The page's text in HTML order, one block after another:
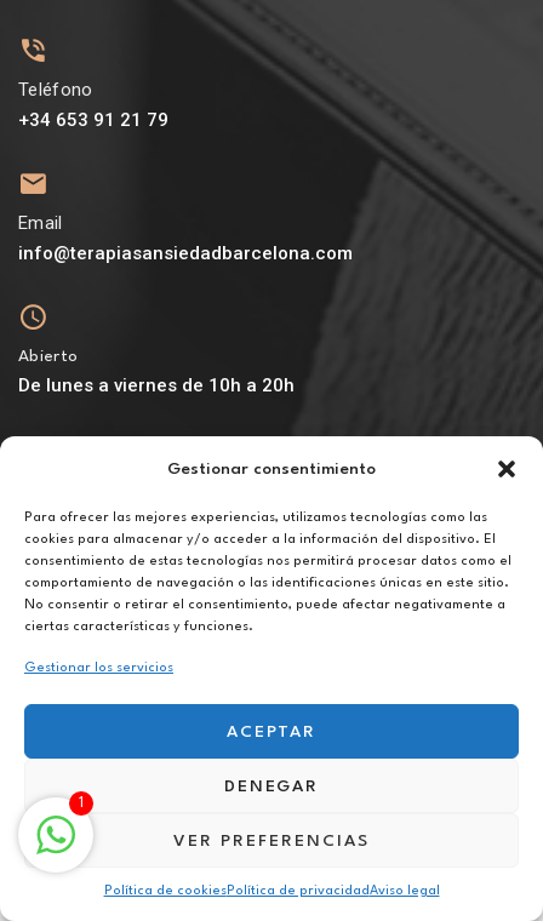
Gestionar consentimiento
Para ofrecer las mejores experiencias, utilizamos tecnologías como las
cookies para almacenar y/o acceder a la información del dispositivo. El
consentimiento de estas tecnologías nos permitirá procesar datos como el
comportamiento de navegación o las identificaciones únicas en este sitio.
No consentir o retirar el consentimiento, puede afectar negativamente a
ciertas características y funciones.
Gestionar los servicios
ACEPTAR
DENEGAR
VER PREFERENCIAS
Política de cookiesPolítica de privacidadAviso legal
Teléfono
+34 653 91 21 79
Email
info@terapiasansiedadbarcelona.com
Abierto
De lunes a viernes de 10h a 20h
Política de privacidad
Terapia para la superación personal online en Matadepera
1